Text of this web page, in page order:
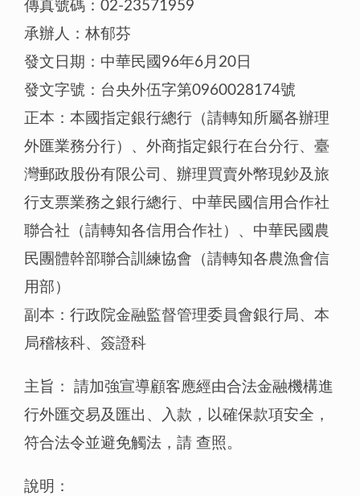
傳真號碼：02-23571959
承辦人：林郁芬
發文日期：中華民國96年6月20日
發文字號：台央外伍字第0960028174號
正本：本國指定銀行總行（請轉知所屬各辦理
外匯業務分行）、外商指定銀行在台分行、臺
灣郵政股份有限公司、辦理買賣外幣現鈔及旅
行支票業務之銀行總行、中華民國信用合作社
聯合社（請轉知各信用合作社）、中華民國農
民團體幹部聯合訓練協會（請轉知各農漁會信
用部）
副本：行政院金融監督管理委員會銀行局、本
局稽核科、簽證科
主旨： 請加強宣導顧客應經由合法金融機構進
行外匯交易及匯出、入款，以確保款項安全，
符合法令並避免觸法，請 查照。
說明：